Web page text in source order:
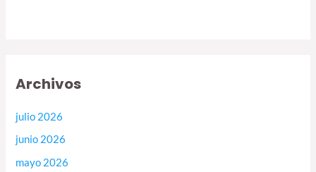
Archivos
julio 2026
junio 2026
mayo 2026